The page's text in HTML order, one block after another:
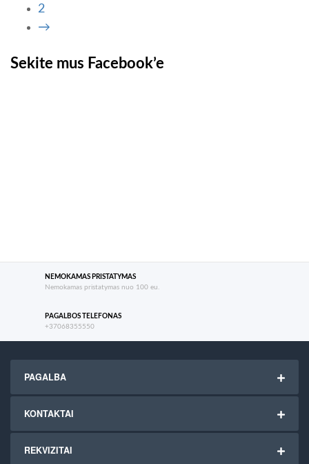
2
→
Sekite mus Facebook’e
NEMOKAMAS PRISTATYMAS
Nemokamas pristatymas nuo 100 eu.
PAGALBOS TELEFONAS
+37068355550
PAGALBA
KONTAKTAI
REKVIZITAI